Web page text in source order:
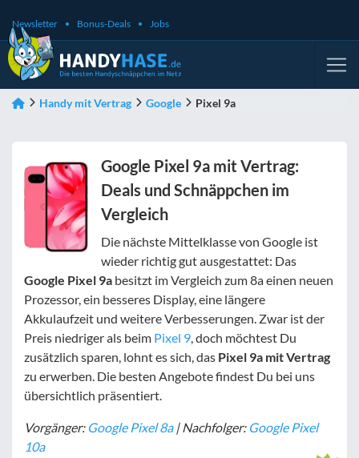
Newsletter Bonus-Deals Jobs
Handy mit Vertrag Google Pixel 9a
Google Pixel 9a mit Vertrag:
Deals und Schnäppchen im
Vergleich
Die nächste Mittelklasse von Google ist
wieder richtig gut ausgestattet: Das
Google Pixel 9a besitzt im Vergleich zum 8a einen neuen
Prozessor, ein besseres Display, eine längere
Akkulaufzeit und weitere Verbesserungen. Zwar ist der
Preis niedriger als beim Pixel 9, doch möchtest Du
zusätzlich sparen, lohnt es sich, das Pixel 9a mit Vertrag
zu erwerben. Die besten Angebote findest Du bei uns
übersichtlich präsentiert.
Vorgänger: Google Pixel 8a| Nachfolger: Google Pixel
10a